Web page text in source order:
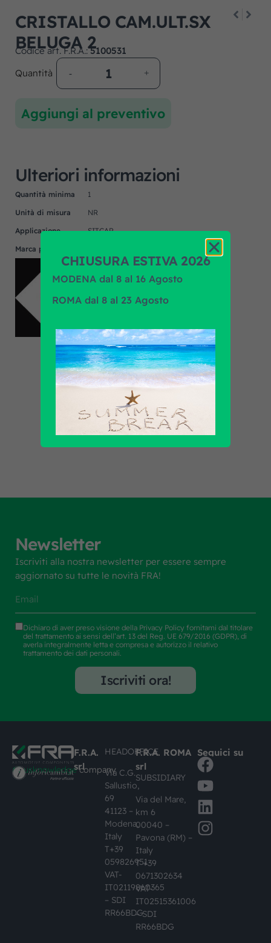
CRISTALLO CAM.ULT.SX
BELUGA 2
Codice art. F.R.A.:5100531
Quantità
Aggiungi al preventivo
Ulteriori informazioni
Quantità minima
1
Unità di misura
NR
Applicazione
SITCAR
Marca prodotto
Scopri tutti i prodotti
Newsletter
Iscriviti alla nostra newsletter per essere sempre
aggiornato su tutte le novità FRA!
Dichiaro di aver preso visione della Privacy Policy fornitami dal titolare
del trattamento ai sensi dell’art. 13 del Reg. UE 679/2016 (GDPR), di
averla integralmente letta e compresa e autorizzo il relativo
trattamento dei dati personali.
Iscriviti ora!
#busknowledgecompany
F.R.A.
srl
HEADOFFICE
Via C.G.
Sallustio,
69
41123 –
Modena,
Italy
T+39
059826951
VAT-
IT02119860365
– SDI
RR66BDG
F.R.A. ROMA
srl
SUBSIDIARY
Via del Mare,
km 6
00040 –
Pavona (RM) –
Italy
T +39
0671302634
VAT-
IT02515361006
– SDI
RR66BDG
Seguici su
CHIUSURA ESTIVA 2026
MODENA dal 8 al 16 Agosto
ROMA dal 8 al 23 Agosto